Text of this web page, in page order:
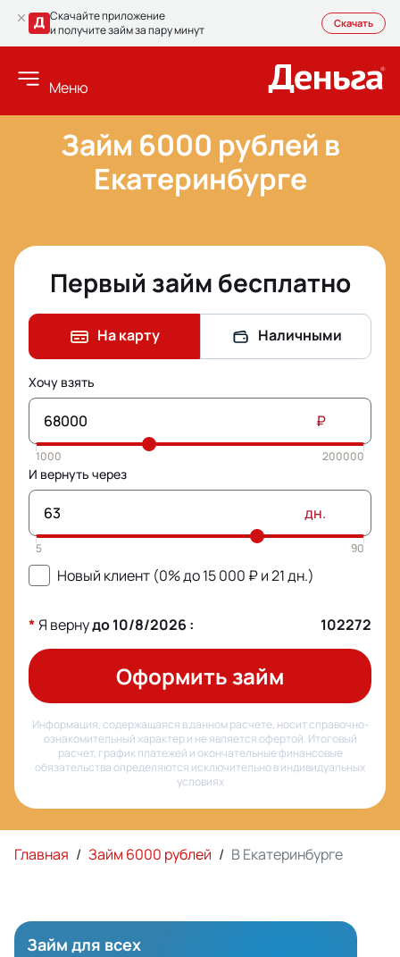
Скачайте приложение
и получите займ за пару минут
Скачать
Меню
Займ 6000 рублей в
Екатеринбурге
Первый займ бесплатно
На карту Наличными
Хочу взять
₽
И вернуть через
дн.
Новый клиент (0% до15 000 ₽ и21дн.)
*Я вернудо10/8/2026 : 102272
Оформить займ
Информация, содержащаяся в данном расчете, носит справочно-
ознакомительный характер и не является офертой. Итоговый
расчет, график платежей и окончательные финансовые
обязательства определяются исключительно в индивидуальных
условиях
Главная / Займ 6000 рублей / В Екатеринбурге
Займ для всех